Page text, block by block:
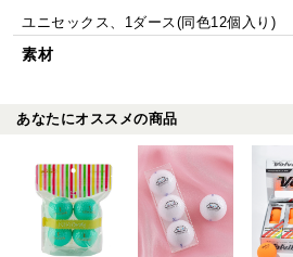
ユニセックス、1ダース(同色12個入り)
素材
あなたにオススメの商品